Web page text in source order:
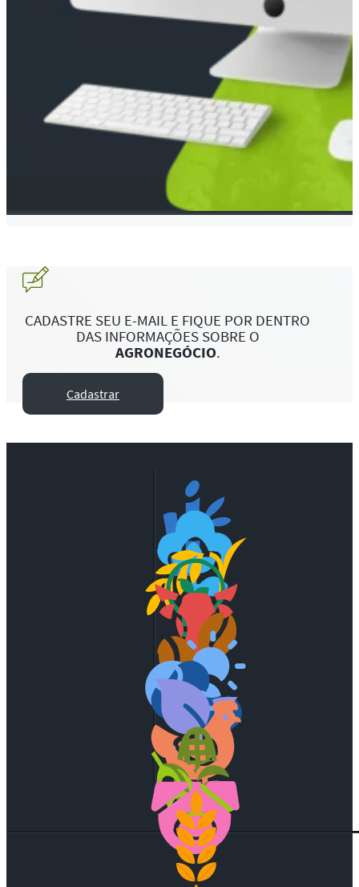
CADASTRE SEU E-MAIL E FIQUE POR DENTRO
DAS INFORMAÇÕES SOBRE O
AGRONEGÓCIO.
Cadastrar